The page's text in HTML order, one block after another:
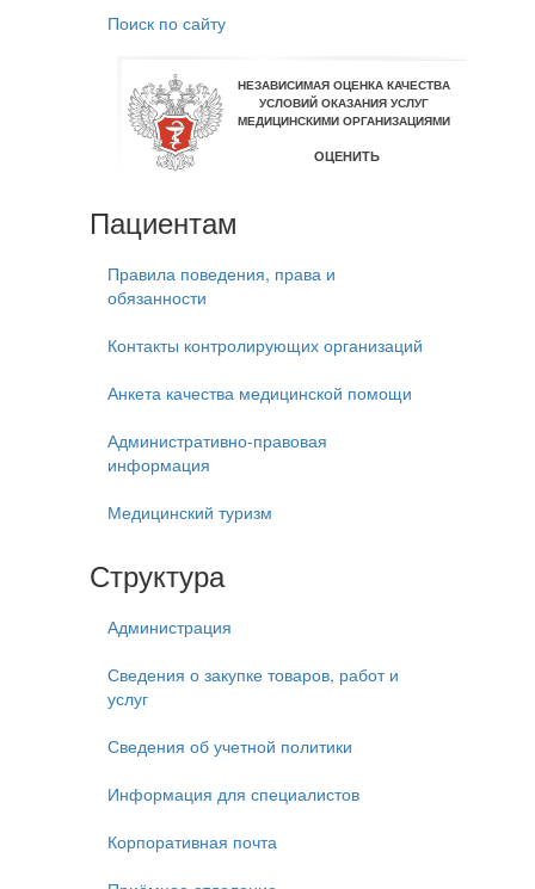
Поиск по сайту
Пациентам
Правила поведения, права и
обязанности
Контакты контролирующих организаций
Анкета качества медицинской помощи
Административно-правовая
информация
Медицинский туризм
Структура
Администрация
Сведения о закупке товаров, работ и
услуг
Сведения об учетной политики
Информация для специалистов
Корпоративная почта